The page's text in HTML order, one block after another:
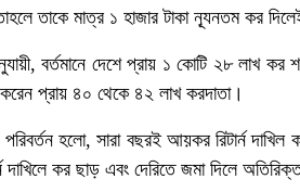
তাহলে তাকে মাত্র ১ হাজার টাকা ন্যূনতম কর
বর্তমানে দেশে প্রায় ১ কোটি ২৮ লাখ
করেন প্রায় ৪০ থেকে ৪২ লাখ করদাতা।
হলো, সারা বছরই আয়কর রিটার্ন
দাখিলে কর ছাড় এবং দেরিতে জমা দিলে